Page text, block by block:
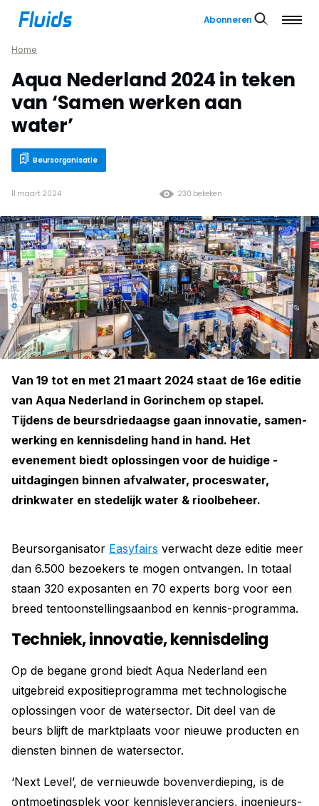
Abonneren
Home
Aqua Nederland 2024 in teken
van ‘Samen werken aan
water’
Beursorganisatie
230 bekeken
11 maart 2024
Van 19 tot en met 21 maart 2024 staat de 16e editie
van Aqua ­Nederland in ­Gorinchem op stapel.
Tijdens de beursdriedaagse gaan ­innovatie, samen­
werking en kennisdeling hand in hand. Het
evenement biedt ­oplossingen voor de ­huidige ­
uitdagingen binnen afvalwater, ­proceswater,
drinkwater en stedelijk water & rioolbeheer.
Beursorganisator Easyfairs verwacht deze editie meer
dan 6.500 bezoekers te mogen ontvangen. In totaal
staan 320 exposanten en 70 experts borg voor een
breed tentoonstellingsaanbod en kennis-programma.
Techniek, innovatie, kennisdeling
Op de begane grond biedt Aqua Nederland een
uitgebreid expositieprogramma met technologische
oplossingen voor de watersector. Dit deel van de
beurs blijft de marktplaats voor nieuwe producten en
diensten binnen de watersector.
‘Next Level’, de vernieuwde bovenverdieping, is de
ontmoetingsplek voor kennisleveranciers, ingenieurs-